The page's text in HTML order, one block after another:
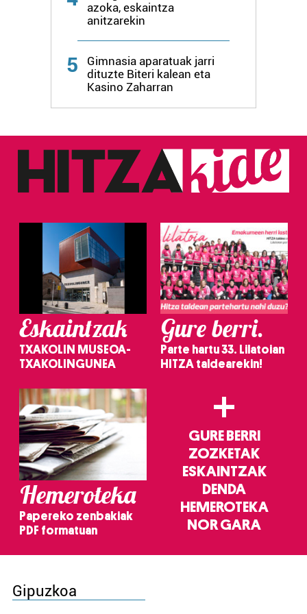
azoka, eskaintza
anitzarekin
5
Gimnasia aparatuak jarri
dituzte Biteri kalean eta
Kasino Zaharran
Eskaintzak
TXAKOLIN MUSEOA-
TXAKOLINGUNEA
Gure berri.
Parte hartu 33. Lilatoian
HITZA taldearekin!
Hemeroteka
Papereko zenbakiak
PDF formatuan
+
GURE BERRI
ZOZKETAK
ESKAINTZAK
DENDA
HEMEROTEKA
NOR GARA
Gipuzkoa